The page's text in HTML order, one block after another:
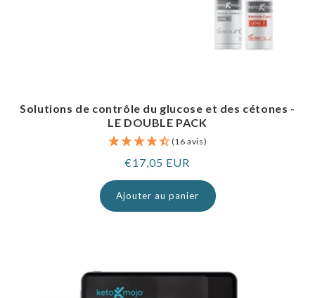
Solutions de contrôle du glucose et des cétones -
LE DOUBLE PACK
(16 avis)
Prix
normal
€17,05 EUR
Ajouter au panier